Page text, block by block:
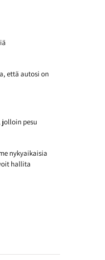
että autosi on
pesu
nykyaikaisia
hallita